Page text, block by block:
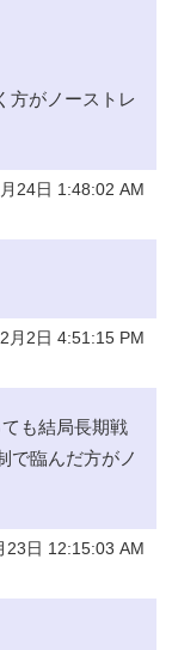
方がノーストレ
24日 1:48:02 AM
月2日 4:51:15 PM
も結局長期戦
で臨んだ方がノ
23日 12:15:03 AM